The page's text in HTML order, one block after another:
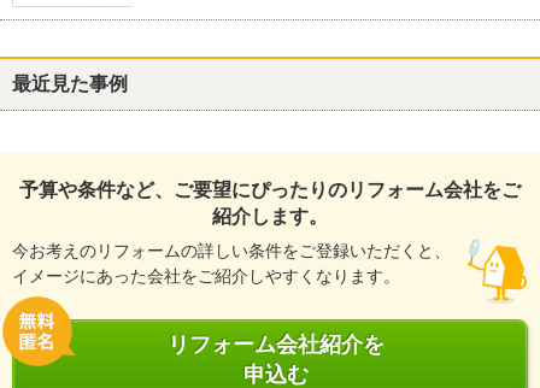
最近見た事例
予算や条件など、ご要望にぴったりのリフォーム会社をご
紹介します。
今お考えのリフォームの詳しい条件をご登録いただくと、
イメージにあった会社をご紹介しやすくなります。
リフォーム会社紹介を
申込む